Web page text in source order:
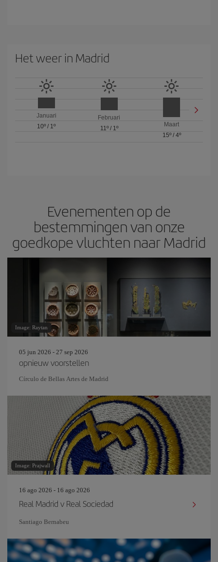
Het weer in Madrid
Januari
10º / 1º
Februari
11º/ 1º
Maart
15º/ 4º
Evenementen op de
bestemmingen van onze
goedkope vluchten naar Madrid
Image: Raytan
05 jun 2026 - 27 sep 2026
opnieuw voorstellen
Círculo de Bellas Artes de Madrid
Image: Prajwall
16 ago 2026 - 16 ago 2026
Real Madrid v Real Sociedad
Santiago Bernabeu